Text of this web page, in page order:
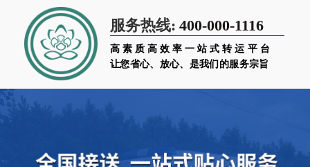
服务热线: 400-000-1116
高素质高效率一站式转运平台
让您省心、放心、是我们的服务宗旨